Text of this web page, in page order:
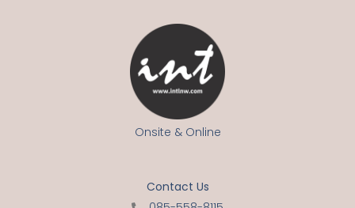
Onsite & Online
Contact Us